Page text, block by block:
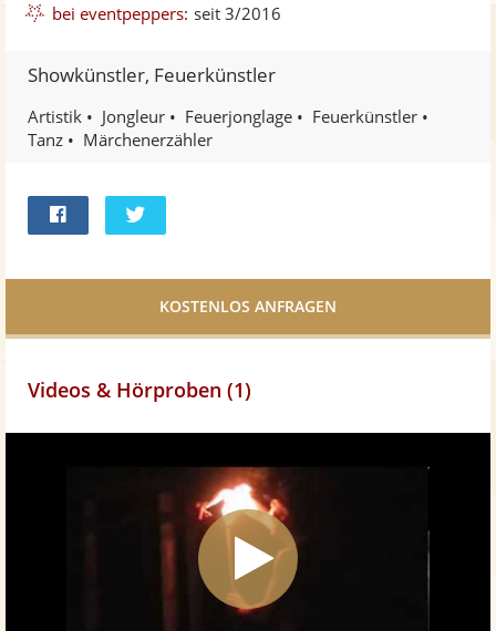
bei eventpeppers: seit 3/2016
Showkünstler, Feuerkünstler
Artistik Jongleur Feuerjonglage
Feuerkünstler
Tanz
Märchenerzähler
Facebook
Videos & Hörproben (1)